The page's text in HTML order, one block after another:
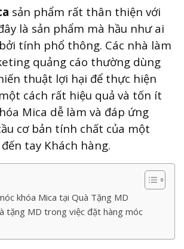
sản phẩm rất thân thiện với
là sản phẩm mà hầu như ai
tính phổ thông. Các nhà làm
quảng cáo thường dùng
thuật lợi hại để thực hiện
cách rất hiệu quả và tốn ít
Mica dễ làm và đáp ứng
cơ bản tính chất của một
tay Khách hàng.
khóa Mica tại Quà Tặng MD
tặng MD trong việc đặt hàng móc